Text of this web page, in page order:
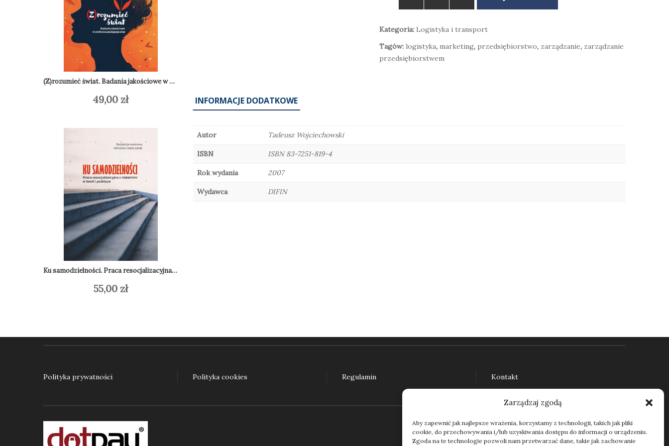
Zarządzaj zgodą
Aby zapewnić jak najlepsze wrażenia, korzystamy z technologii, takich jak pliki
cookie, do przechowywania i/lub uzyskiwania dostępu do informacji o urządzeniu.
Zgoda na te technologie pozwoli nam przetwarzać dane, takie jak zachowanie
Kategoria: Logistyka i transport
Tagów: logistyka, marketing, przedsiębiorstwo, zarządzanie, zarządzanie
przedsiębiorstwem
INFORMACJE DODATKOWE
Autor Tadeusz Wojciechowski
ISBN ISBN 83-7251-819-4
Rok wydania 2007
Wydawca DIFIN
(Z)rozumieć świat. Badania jakościowe w praktyce pedagogicznej
49,00 zł
Dodaj do koszyka
Ku samodzielności. Praca resocjalizacyjna z nieletnimi w teorii i praktyce
55,00 zł
Dodaj do koszyka
55,00zł
Dodaj do koszyka
Polityka prywatności Polityka cookies Regulamin Kontakt